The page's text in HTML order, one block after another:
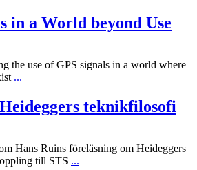
in a World beyond Use
the use of GPS signals in a world where
...
teknikfilosofi
Hans Ruins föreläsning om Heideggers
till STS ...